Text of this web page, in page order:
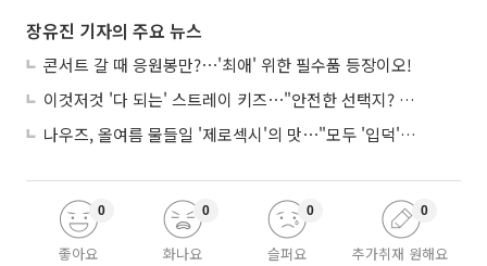
장유진 기자의 주요 뉴스
콘서트 갈 때 응원봉만?⋯'최애' 위한 필수품 등장이오!
이것저것 '다 되는' 스트레이 키즈⋯"안전한 선택지? 도전이 재밌죠"
나우즈, 올여름 물들일 '제로섹시'의 맛⋯"모두 '입덕'시킬 것"
좋아요
0
화나요
0
슬퍼요
0
추가취재 원해요
0